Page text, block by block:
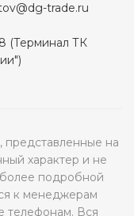
trade.ru
(Терминал ТК
представленные на
характер и не
подробной
к менеджерам
телефонам. Вся